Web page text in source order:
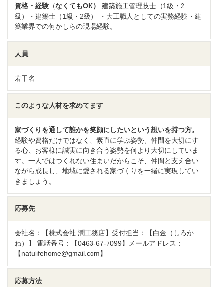
資格・経験（なくてもOK）
建築施工管理技士（1級・2
級）・建築士（1級・2級） ・大工職人としての実務経験・建
築業界での何かしらの現場経験。
人員
若干名
このような人材を求めてます
家づくりを通して誰かを笑顔にしたいという想いを持つ方。
経験や資格だけではなく、素直に学ぶ姿勢、仲間を大切にす
る心、お客様に誠実に向き合う姿勢を何より大切にしていま
す。一人ではつくれない住まいだからこそ、仲間と支え合い
ながら成長し、地域に愛される家づくりを一緒に実現してい
きましょう。
応募先
会社名：【株式会社 潤工務店】受付担当：【白金（しろか
ね）】 電話番号：【0463-67-7099】メールアドレス：
【natulifehome@gmail.com】
応募方法